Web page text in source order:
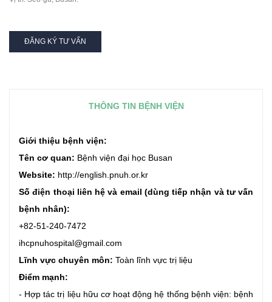
ĐĂNG KÝ TƯ VẤN
THÔNG TIN BỆNH VIỆN
Giới thiệu bệnh viện:
Tên cơ quan: Bệnh viện đại học Busan
Website: http://english.pnuh.or.kr
Số điện thoại liên hệ và email (dùng tiếp nhận và tư vấn
bệnh nhân):
+82-51-240-7472
ihcpnuhospital@gmail.com
Lĩnh vực chuyên môn: Toàn lĩnh vực trị liệu
Điểm mạnh:
- Hợp tác trị liệu hữu cơ hoạt động hệ thống bệnh viện: bệnh